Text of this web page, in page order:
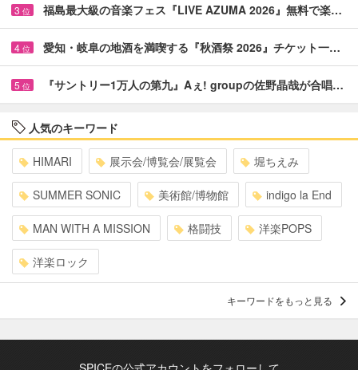
3 位 福島最大級の音楽フェス『LIVE AZUMA 2026』無料で楽…
4 位 愛知・岐阜の地酒を満喫する『秋酒祭 2026』チケット一…
5 位 『サントリー1万人の第九』Aぇ! groupの佐野晶哉が合唱…
人気のキーワード
HIMARI 展示会/博覧会/展覧会 堀ちえみ
SUMMER SONIC 美術館/博物館 indigo la End
MAN WITH A MISSION 格闘技 洋楽POPS
洋楽ロック
キーワードをもっと見る